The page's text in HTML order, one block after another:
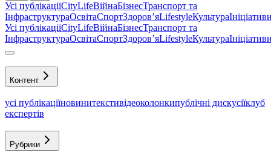
Усі публікаціїCityLifeВійнаБізнесТранспорт та
ІнфраструктураОсвітаСпортЗдоровʼяLifestyleКультура
Усі публікаціїCityLifeВійнаБізнесТранспорт та
ІнфраструктураОсвітаСпортЗдоровʼяLifestyleКультура
Контент
усі публікаціїновинитекстивідеоколонкипублічні дискусіїклуб
експертів
Рубрики